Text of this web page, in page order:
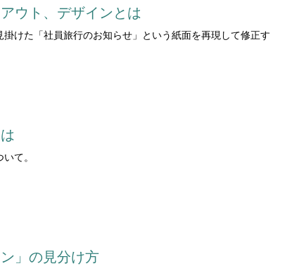
ウト、デザインとは
けた「社員旅行のお知らせ」という紙面を再現して修正す
て。
」の見分け方